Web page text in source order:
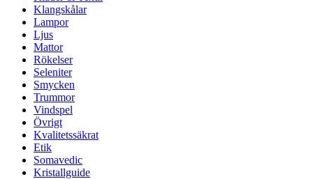
Klangskålar
Lampor
Ljus
Mattor
Rökelser
Seleniter
Smycken
Trummor
Vindspel
Övrigt
Kvalitetssäkrat
Etik
Somavedic
Kristallguide